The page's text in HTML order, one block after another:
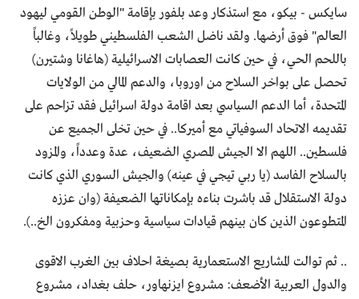
سايكس - بيكو، مع استذكار وعد بلفور بإقامة "الوطن القومي ليهود
العالم" فوق أرضها. ولقد ناضل الشعب الفلسطيني طويلاً، وغالباً
باللحم الحي، في حين كانت العصابات الاسرائيلية (هاغانا وشتيرن)
تحصل على بواخر السلاح من اوروبا، والدعم المالي من الولايات
المتحدة، أما الدعم السياسي بعد اقامة دولة اسرائيل فقد تزاحم على
تقديمه الاتحاد السوفياتي مع أميركا.. في حين تخلى الجميع عن
فلسطين.. اللهم الا الجيش المصري الضعيف، عدة وعدداً، والمزود
بالسلاح الفاسد (يا ربي تيجي في عينه) والجيش السوري الذي كانت
دولة الاستقلال قد باشرت بناءه بإمكاناتها الضعيفة (وان عززه
المتطوعون الذين كان بينهم قيادات سياسية وحزبية ومفكرون الخ..).
.. ثم توالت المشاريع الاستعمارية بصيغة احلاف بين الغرب الاقوى
والدول العربية الأضعف: مشروع ايزنهاور، حلف بغداد، مشروع